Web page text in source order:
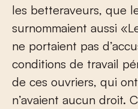
les betteraveurs, que
surnommaient aussi
ne portaient pas
conditions de travail
de ces ouvriers, qui
n’avaient aucun droit.